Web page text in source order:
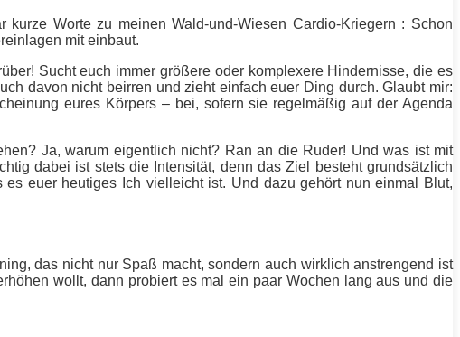
Worte zu meinen Wald-und-Wiesen Cardio-Kriegern : Schon
mit einbaut.
Sucht euch immer größere oder komplexere Hindernisse, die es
davon nicht beirren und zieht einfach euer Ding durch. Glaubt mir:
eures Körpers – bei, sofern sie regelmäßig auf der Agenda
Ja, warum eigentlich nicht? Ran an die Ruder! Und was ist mit
dabei ist stets die Intensität, denn das Ziel besteht grundsätzlich
euer heutiges Ich vielleicht ist. Und dazu gehört nun einmal Blut,
, das nicht nur Spaß macht, sondern auch wirklich anstrengend ist
wollt, dann probiert es mal ein paar Wochen lang aus und die